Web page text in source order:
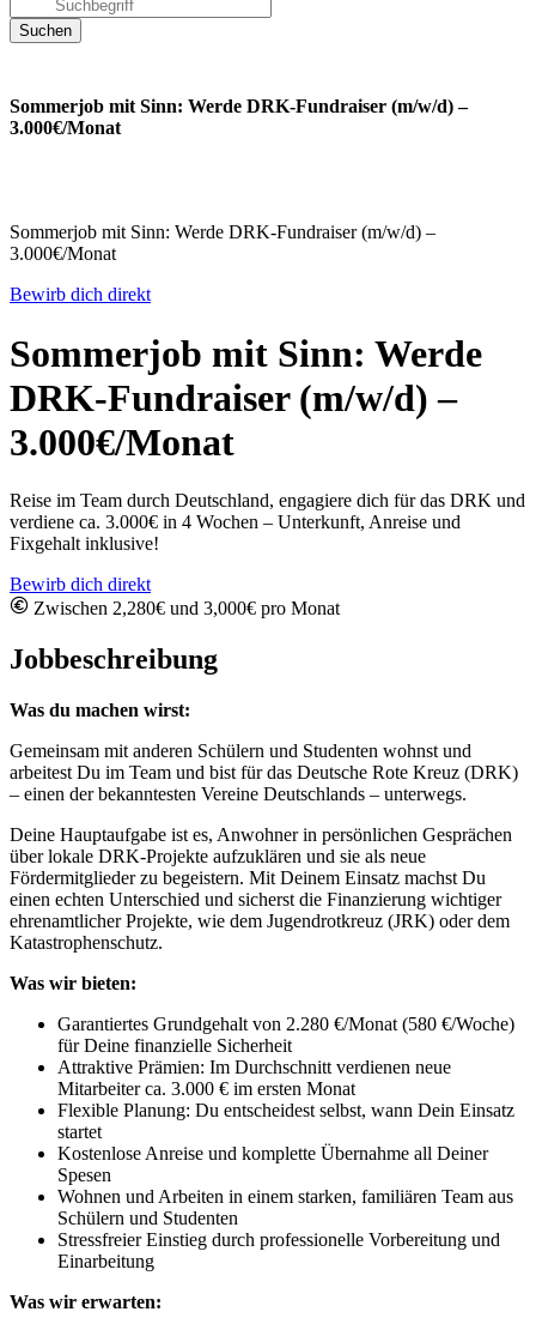
Sommerjob mit Sinn: Werde DRK-Fundraiser (m/w/d) –
3.000€/Monat
Sommerjob mit Sinn: Werde DRK-Fundraiser (m/w/d) –
3.000€/Monat
Bewirb dich direkt
Sommerjob mit Sinn: Werde
DRK-Fundraiser (m/w/d) –
3.000€/Monat
Reise im Team durch Deutschland, engagiere dich für das DRK und
verdiene ca. 3.000€ in 4 Wochen – Unterkunft, Anreise und
Fixgehalt inklusive!
Bewirb dich direkt
Zwischen 2,280€ und 3,000€ pro Monat
Jobbeschreibung
Was du machen wirst:
Gemeinsam mit anderen Schülern und Studenten wohnst und
arbeitest Du im Team und bist für das Deutsche Rote Kreuz (DRK)
– einen der bekanntesten Vereine Deutschlands – unterwegs.
Deine Hauptaufgabe ist es, Anwohner in persönlichen Gesprächen
über lokale DRK-Projekte aufzuklären und sie als neue
Fördermitglieder zu begeistern. Mit Deinem Einsatz machst Du
einen echten Unterschied und sicherst die Finanzierung wichtiger
ehrenamtlicher Projekte, wie dem Jugendrotkreuz (JRK) oder dem
Katastrophenschutz.
Was wir bieten:
Garantiertes Grundgehalt von 2.280 €/Monat (580 €/Woche)
für Deine finanzielle Sicherheit
Attraktive Prämien: Im Durchschnitt verdienen neue
Mitarbeiter ca. 3.000 € im ersten Monat
Flexible Planung: Du entscheidest selbst, wann Dein Einsatz
startet
Kostenlose Anreise und komplette Übernahme all Deiner
Spesen
Wohnen und Arbeiten in einem starken, familiären Team aus
Schülern und Studenten
Stressfreier Einstieg durch professionelle Vorbereitung und
Einarbeitung
Was wir erwarten: